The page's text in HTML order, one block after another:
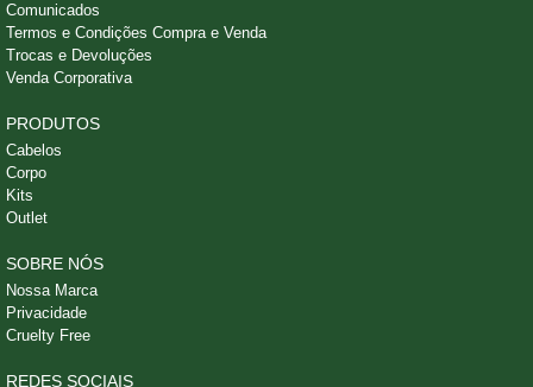
Comunicados
Termos e Condições Compra e Venda
Trocas e Devoluções
Venda Corporativa
PRODUTOS
Cabelos
Corpo
Kits
Outlet
SOBRE NÓS
Nossa Marca
Privacidade
Cruelty Free
REDES SOCIAIS